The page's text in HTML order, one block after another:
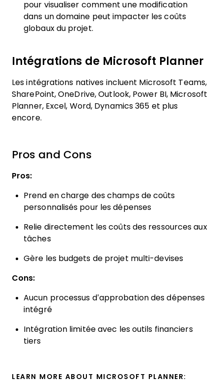
pour visualiser comment une modification
dans un domaine peut impacter les coûts
globaux du projet.
Intégrations de Microsoft Planner
Les intégrations natives incluent Microsoft Teams,
SharePoint, OneDrive, Outlook, Power BI, Microsoft
Planner, Excel, Word, Dynamics 365 et plus
encore.
Pros and Cons
Pros:
Prend en charge des champs de coûts
personnalisés pour les dépenses
Relie directement les coûts des ressources aux
tâches
Gère les budgets de projet multi-devises
Cons:
Aucun processus d’approbation des dépenses
intégré
Intégration limitée avec les outils financiers
tiers
LEARN MORE ABOUT MICROSOFT PLANNER: